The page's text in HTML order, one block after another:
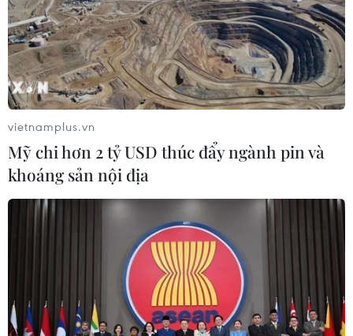
Facebook và các mạng xã hội khác đã
ngừng hoạt động ở Sri Lanka
22/04/2019 14:19
Trong nỗ lực ngăn chặn sự truyền bá thông tin sai lệch
sau loạt vụ đánh bom kinh hoàng giết chết gần 300
người, các quan chức Sri Lanka đã chặn các phương
tiện truyền thông xã hội ở nước này.
vietnamplus.vn
Mỹ chi hơn 2 tỷ USD thúc đẩy ngành pin và
khoáng sản nội địa